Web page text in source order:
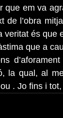
que em va
de l’obra
és que
que a
la qual, al
. Jo fins i